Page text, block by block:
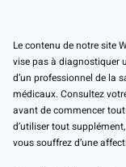
Le contenu de notre site
vise pas à diagnostiquer
d’un professionnel de la
médicaux. Consultez
avant de commencer
d’utiliser tout
vous souffrez d’une